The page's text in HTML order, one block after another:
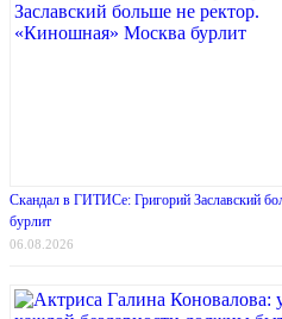
Скандал в ГИТИСе: Григорий Заславский
бурлит
06.08.2026